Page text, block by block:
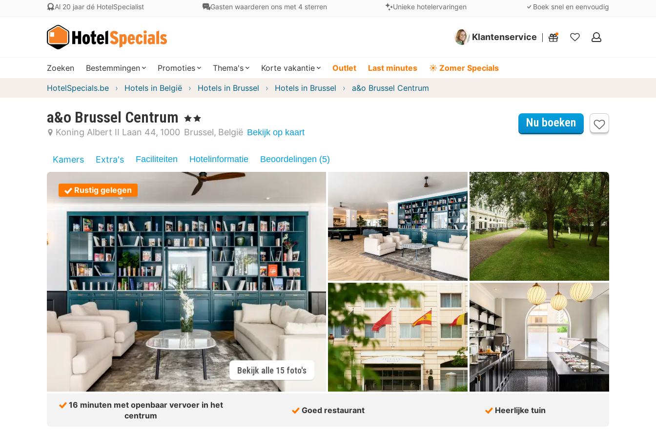
Al 20 jaar dé HotelSpecialist Gasten waarderen ons met 4 sterren Unieke hotelervaringen Boek snel en eenvoudig
Klantenservice
Mijn
Zoeken Bestemmingen Promoties Thema's Korte vakantie Outlet Last minutes ☀️ Zomer Specials
HotelSpecials.be Hotels in België Hotels in Brussel Hotels in Brussel a&o Brussel Centrum
a&o Brussel Centrum , 2 Sterren
Koning Albert II Laan 44 1000 Brussel België Bekijk op kaart
Nu boeken
Kamers Extra's Faciliteiten Hotelinformatie Beoordelingen (5)
Rustig gelegen
Bekijk alle 15 foto's
16 minuten met openbaar vervoer in het
centrum
Goed restaurant Heerlijke tuin